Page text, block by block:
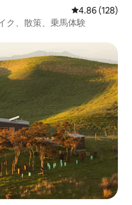
レビュー128
4.86 (128)
ク、散策、乗馬体験